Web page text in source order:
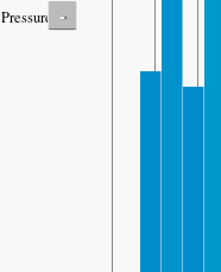
Pressure -